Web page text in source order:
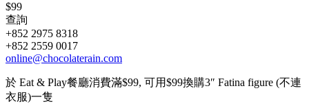
$99
查詢
+852 2975 8318
+852 2559 0017
online@chocolaterain.com
於 Eat & Play餐廳消費滿$99, 可用$99換購3″ Fatina figure (不連
衣服)一隻